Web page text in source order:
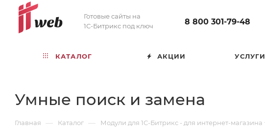
Готовые сайты на
1С-Битрикс под ключ
8 800 301-79-48
КАТАЛОГ АКЦИИ УСЛУГИ
Умные поиск и замена
Главная — Каталог — Модули для 1С-Битрикс - для интернет-магазина